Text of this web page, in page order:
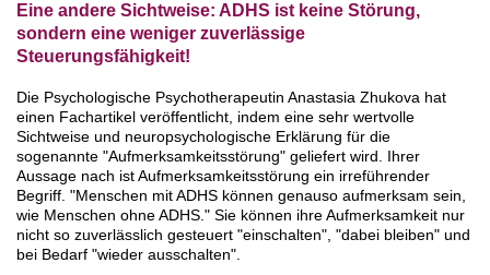
Eine andere Sichtweise: ADHS ist keine Störung,
sondern eine weniger zuverlässige
Steuerungsfähigkeit!
Die Psychologische Psychotherapeutin Anastasia Zhukova hat
einen Fachartikel veröffentlicht, indem eine sehr wertvolle
Sichtweise und neuropsychologische Erklärung für die
sogenannte "Aufmerksamkeitsstörung" geliefert wird. Ihrer
Aussage nach ist Aufmerksamkeitsstörung ein irreführender
Begriff. "Menschen mit ADHS können genauso aufmerksam sein,
wie Menschen ohne ADHS." Sie können ihre Aufmerksamkeit nur
nicht so zuverlässlich gesteuert "einschalten", "dabei bleiben" und
bei Bedarf "wieder ausschalten".